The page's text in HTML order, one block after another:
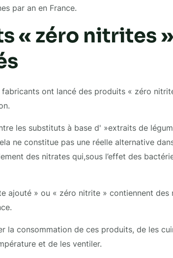
par an en France.
« zéro nitrites »
ont lancé des produits « zéro
les substituts à base d' »extraits de
ne constitue pas une réelle alternative
des nitrates qui,sous l’effet des
ajouté » ou « zéro nitrite » contiennent des
la consommation de ces produits, de les
et de les ventiler.